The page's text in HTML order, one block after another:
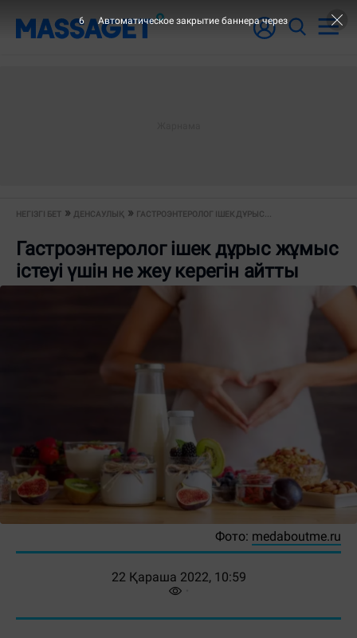
НЕГІЗГІ БЕТ ДЕНСАУЛЫҚ ГАСТРОЭНТЕРОЛОГ ІШЕК ДҰРЫС...
Гастроэнтеролог ішек дұрыс жұмыс
істеуі үшін не жеу керегін айтты
Фото: medaboutme.ru
22 Қараша 2022, 10:59
5 Автоматическое закрытие баннера через